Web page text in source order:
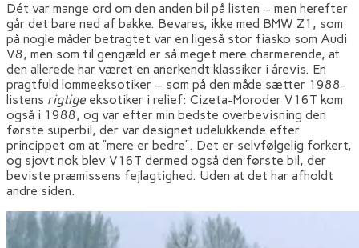
Dét var mange ord om den anden bil på listen – men herefter
går det bare ned af bakke. Bevares, ikke med BMW Z1, som
på nogle måder betragtet var en ligeså stor fiasko som Audi
V8, men som til gengæld er så meget mere charmerende, at
den allerede har været en anerkendt klassiker i årevis. En
pragtfuld lommeeksotiker – som på den måde sætter 1988-
listens rigtige eksotiker i relief: Cizeta-Moroder V16T kom
også i 1988, og var efter min bedste overbevisning den
første superbil, der var designet udelukkende efter
princippet om at “mere er bedre”. Det er selvfølgelig forkert,
og sjovt nok blev V16T dermed også den første bil, der
beviste præmissens fejlagtighed. Uden at det har afholdt
andre siden.